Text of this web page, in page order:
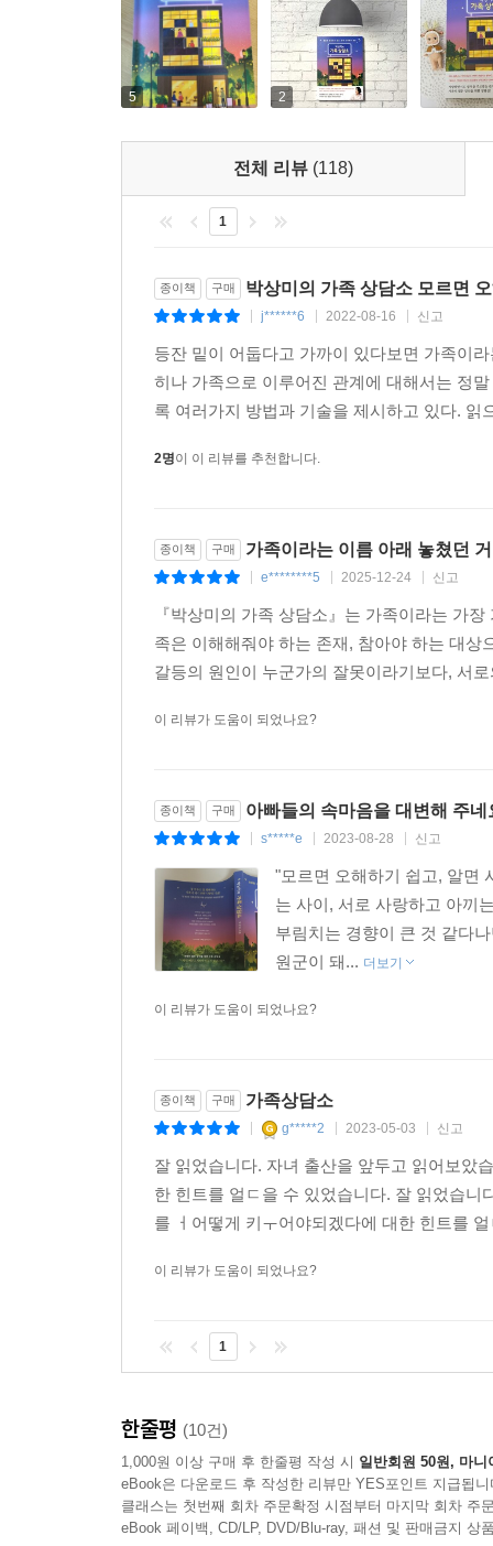
만큼의 효과가 없습니다. 어린아이들은 욕구 불만
로 울고 나면 다 풀리는 거예요. 그래서 암 환자
엉 울수록 암세포도 작아졌다는 연구 결과가 있습
눈물의 또 다른 효능은 우리의 자율신경계를 안
에너지가 가장 불안정하기 때문입니다. 제일 좋
고 너무 많이 강요당해왔고 희생하셨어요. 사회
싶고 나도 힘들다’라고 말해도 됩니다.
5 2
전체 리뷰 (118)
1
종이책 구매 박상미의 가족 상담소 모르면
j******6 2022-08-16 신고
등잔 밑이 어둡다고 가까이 있다보면 가족이
히나 가족으로 이루어진 관계에 대해서는 정
록 여러가지 방법과 기술을 제시하고 있다.
2명이 이 리뷰를 추천합니다.
종이책 구매 가족이라는 이름 아래 놓쳤던
e********5 2025-12-24 신고
『박상미의 가족 상담소』는 가족이라는 가
족은 이해해줘야 하는 존재, 참아야 하는 대
갈등의 원인이 누군가의 잘못이라기보다, 서
이 리뷰가 도움이 되었나요?
종이책 구매 아빠들의 속마음을 대변해 주네
s*****e 2023-08-28 신고
"모르면 오해하기 쉽고, 알면
는 사이, 서로 사랑하고 아끼
부림치는 경향이 큰 것 같다
원군이 돼... 더보기
이 리뷰가 도움이 되었나요?
종이책 구매 가족상담소
g*****2 2023-05-03 신고
잘 읽었습니다. 자녀 출산을 앞두고 읽어보았
한 힌트를 얼ㄷ을 수 있었습니다. 잘 읽었습
를 ㅓ어떻게 키ㅜ어야되겠다에 대한 힌트를
이 리뷰가 도움이 되었나요?
1
한줄평 (10건)
1,000원 이상 구매 후 한줄평 작성 시 일반회원 50원, 마니
eBook은 다운로드 후 작성한 리뷰만 YES포인트 지급됩니
클래스는 첫번째 회차 주문확정 시점부터 마지막 회차 주
eBook 페이백, CD/LP, DVD/Blu-ray, 패션 및 판매금지 상